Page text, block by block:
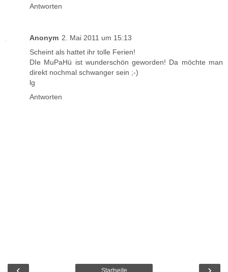
Antworten
Anonym 2. Mai 2011 um 15:13
Scheint als hattet ihr tolle Ferien!
DIe MuPaHü ist wunderschön geworden! Da möchte man
direkt nochmal schwanger sein ;-)
lg
Antworten
Startseite